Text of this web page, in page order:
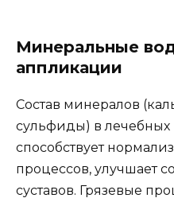
Минеральные
аппликации
Состав минералов
сульфиды) в лечебных
способствует
процессов, улучшает
суставов. Грязевые